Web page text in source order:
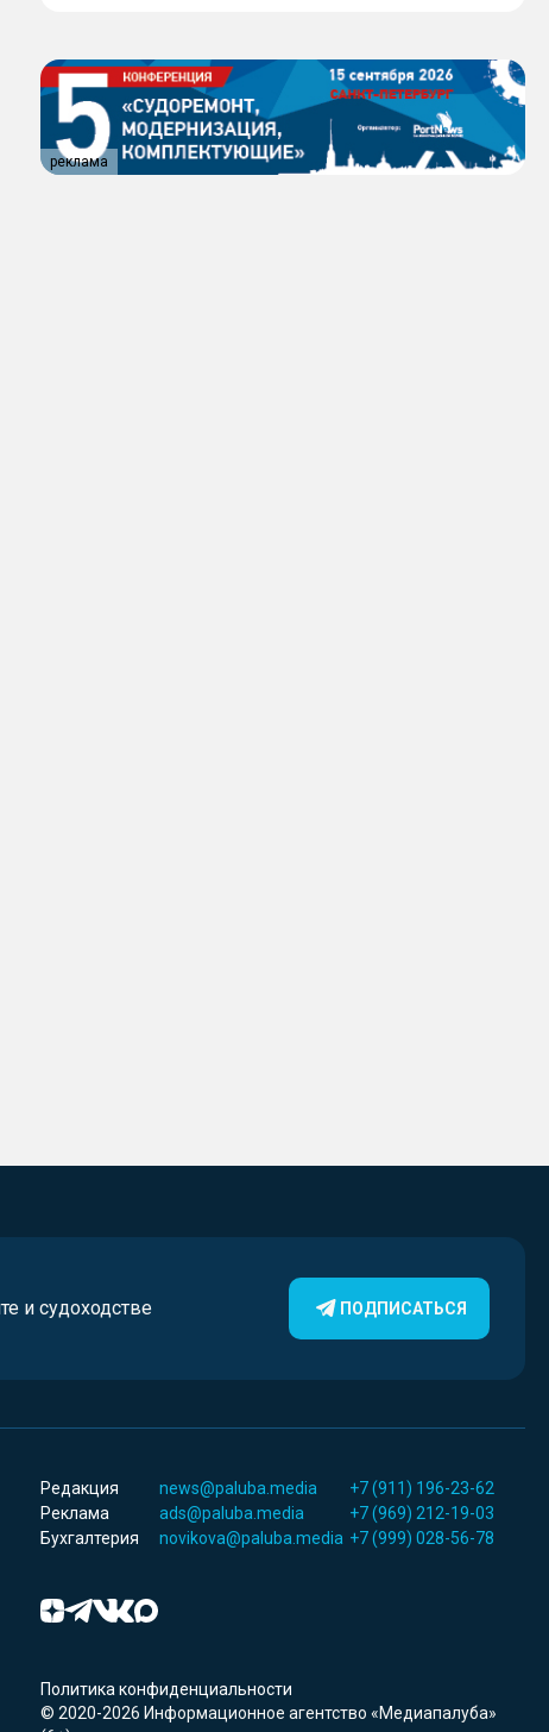
реклама
и судоходстве ПОДПИСАТЬСЯ
Редакция news@paluba.media
+7 (911) 196-23-62
Реклама
ads@paluba.media
+7 (969) 212-19-03
Бухгалтерия
novikova@paluba.media +7 (999) 028-56-78
Политика конфиденциальности
© 2020-2026 Информационное агентство «Медиапалуба»